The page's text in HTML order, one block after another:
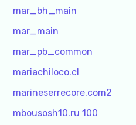
mar_bh_main
mar_main
mar_pb_common
mariachiloco.cl
marineserrecore.com2
mbousosh10.ru 100